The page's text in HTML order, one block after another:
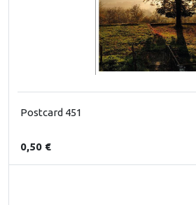
Postcard 451
0,50 €